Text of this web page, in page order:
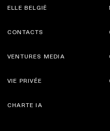
ELLE BELGIË
CONTACTS
VENTURES MEDIA
VIE PRIVÉE
CHARTE IA